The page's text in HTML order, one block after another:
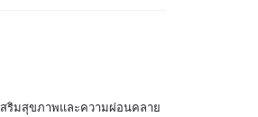
ริมสุขภาพและความผ่อนคลาย